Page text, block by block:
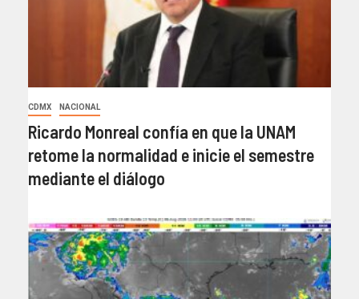
CDMX NACIONAL
Ricardo Monreal confía en que la UNAM
retome la normalidad e inicie el semestre
mediante el diálogo